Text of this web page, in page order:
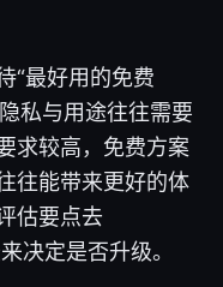
“最好用的免费
私与用途往往需要
求较高，免费方案
往能带来更好的体
估要点去
决定是否升级。